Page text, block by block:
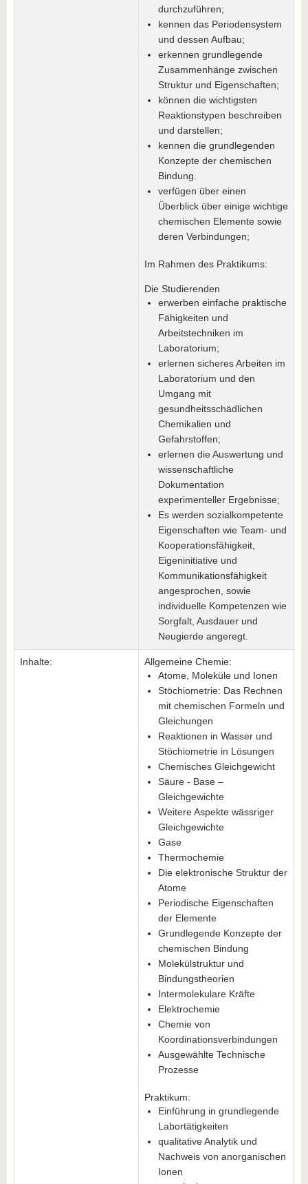
durchzuführen;
kennen das Periodensystem
und dessen Aufbau;
erkennen grundlegende
Zusammenhänge zwischen
Struktur und Eigenschaften;
können die wichtigsten
Reaktionstypen beschreiben
und darstellen;
kennen die grundlegenden
Konzepte der chemischen
Bindung.
verfügen über einen
Überblick über einige wichtige
chemischen Elemente sowie
deren Verbindungen;
Im Rahmen des Praktikums:
Die Studierenden
erwerben einfache praktische
Fähigkeiten und
Arbeitstechniken im
Laboratorium;
erlernen sicheres Arbeiten im
Laboratorium und den
Umgang mit
gesundheitsschädlichen
Chemikalien und
Gefahrstoffen;
erlernen die Auswertung und
wissenschaftliche
Dokumentation
experimenteller Ergebnisse;
Es werden sozialkompetente
Eigenschaften wie Team- und
Kooperationsfähigkeit,
Eigeninitiative und
Kommunikationsfähigkeit
angesprochen, sowie
individuelle Kompetenzen wie
Sorgfalt, Ausdauer und
Neugierde angeregt.
Inhalte:
Allgemeine Chemie:
Atome, Moleküle und Ionen
Stöchiometrie: Das Rechnen
mit chemischen Formeln und
Gleichungen
Reaktionen in Wasser und
Stöchiometrie in Lösungen
Chemisches Gleichgewicht
Säure - Base –
Gleichgewichte
Weitere Aspekte wässriger
Gleichgewichte
Gase
Thermochemie
Die elektronische Struktur der
Atome
Periodische Eigenschaften
der Elemente
Grundlegende Konzepte der
chemischen Bindung
Molekülstruktur und
Bindungstheorien
Intermolekulare Kräfte
Elektrochemie
Chemie von
Koordinationsverbindungen
Ausgewählte Technische
Prozesse
Praktikum:
Einführung in grundlegende
Labortätigkeiten
qualitative Analytik und
Nachweis von anorganischen
Ionen